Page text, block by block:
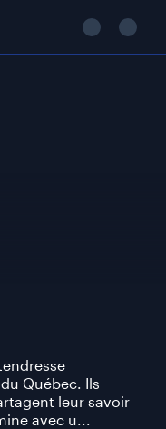
Québec. Ils
leur savoir
avec u...